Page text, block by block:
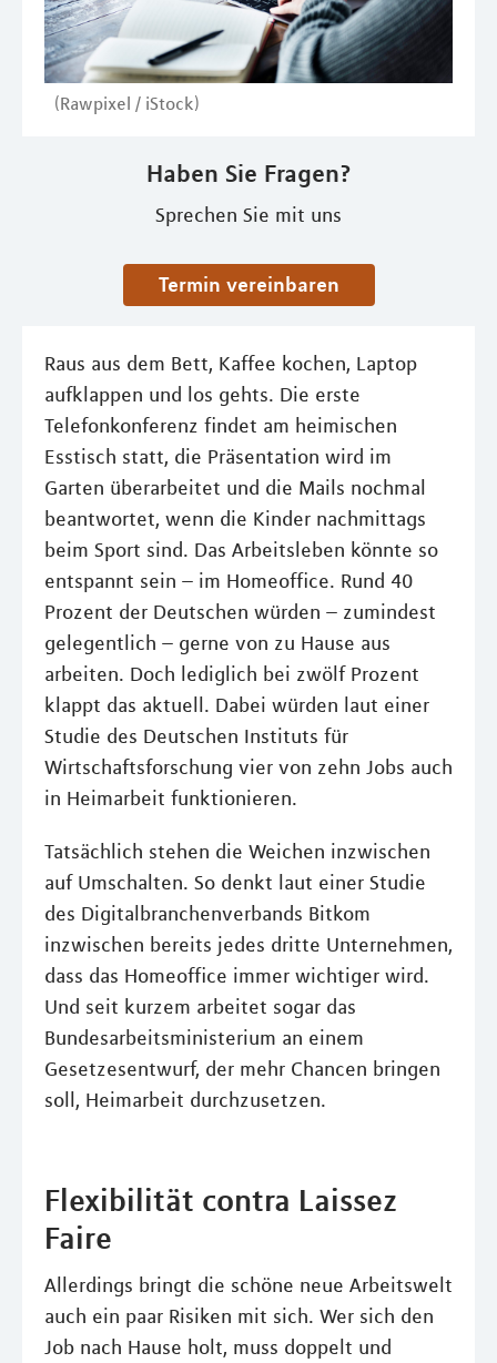
(Rawpixel / iStock)
Haben Sie Fragen?
Sprechen Sie mit uns
Termin vereinbaren
Raus aus dem Bett, Kaffee kochen, Laptop
aufklappen und los gehts. Die erste
Telefonkonferenz findet am heimischen
Esstisch statt, die Präsentation wird im
Garten überarbeitet und die Mails nochmal
beantwortet, wenn die Kinder nachmittags
beim Sport sind. Das Arbeitsleben könnte so
entspannt sein – im Homeoffice. Rund 40
Prozent der Deutschen würden – zumindest
gelegentlich – gerne von zu Hause aus
arbeiten. Doch lediglich bei zwölf Prozent
klappt das aktuell. Dabei würden laut einer
Studie des Deutschen Instituts für
Wirtschaftsforschung vier von zehn Jobs auch
in Heimarbeit funktionieren.
Tatsächlich stehen die Weichen inzwischen
auf Umschalten. So denkt laut einer Studie
des Digitalbranchenverbands Bitkom
inzwischen bereits jedes dritte Unternehmen,
dass das Homeoffice immer wichtiger wird.
Und seit kurzem arbeitet sogar das
Bundesarbeitsministerium an einem
Gesetzesentwurf, der mehr Chancen bringen
soll, Heimarbeit durchzusetzen.
Flexibilität contra Laissez
Faire
Allerdings bringt die schöne neue Arbeitswelt
auch ein paar Risiken mit sich. Wer sich den
Job nach Hause holt, muss doppelt und